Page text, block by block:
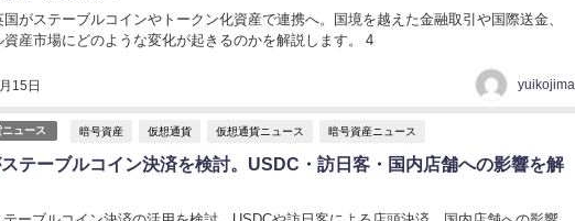
15日
国がステーブルコインやトークン化資産で連携へ。国境を越えた金融取引や国際送金、
資産市場にどのような変化が起きるのかを解説します。 4
yuikojima
ュース 暗号資産 仮想通貨 仮想通貨ニュース 暗号資産ニュース
テーブルコイン決済を検討。USDC・訪日客・国内店舗への影響を解